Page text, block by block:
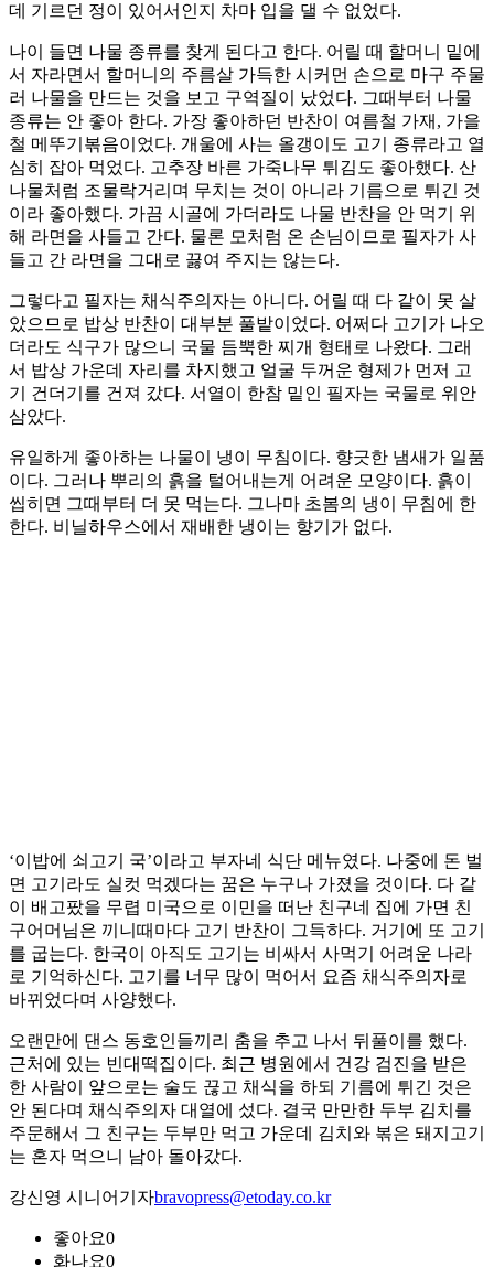
데 기르던 정이 있어서인지 차마 입을 댈 수 없었다.
나이 들면 나물 종류를 찾게 된다고 한다. 어릴 때 할머니 밑에
서 자라면서 할머니의 주름살 가득한 시커먼 손으로 마구 주물
러 나물을 만드는 것을 보고 구역질이 났었다. 그때부터 나물
종류는 안 좋아 한다. 가장 좋아하던 반찬이 여름철 가재, 가을
철 메뚜기볶음이었다. 개울에 사는 올갱이도 고기 종류라고 열
심히 잡아 먹었다. 고추장 바른 가죽나무 튀김도 좋아했다. 산
나물처럼 조물락거리며 무치는 것이 아니라 기름으로 튀긴 것
이라 좋아했다. 가끔 시골에 가더라도 나물 반찬을 안 먹기 위
해 라면을 사들고 간다. 물론 모처럼 온 손님이므로 필자가 사
들고 간 라면을 그대로 끓여 주지는 않는다.
그렇다고 필자는 채식주의자는 아니다. 어릴 때 다 같이 못 살
았으므로 밥상 반찬이 대부분 풀밭이었다. 어쩌다 고기가 나오
더라도 식구가 많으니 국물 듬뿍한 찌개 형태로 나왔다. 그래
서 밥상 가운데 자리를 차지했고 얼굴 두꺼운 형제가 먼저 고
기 건더기를 건져 갔다. 서열이 한참 밑인 필자는 국물로 위안
삼았다.
유일하게 좋아하는 나물이 냉이 무침이다. 향긋한 냄새가 일품
이다. 그러나 뿌리의 흙을 털어내는게 어려운 모양이다. 흙이
씹히면 그때부터 더 못 먹는다. 그나마 초봄의 냉이 무침에 한
한다. 비닐하우스에서 재배한 냉이는 향기가 없다.
‘이밥에 쇠고기 국’이라고 부자네 식단 메뉴였다. 나중에 돈 벌
면 고기라도 실컷 먹겠다는 꿈은 누구나 가졌을 것이다. 다 같
이 배고팠을 무렵 미국으로 이민을 떠난 친구네 집에 가면 친
구어머님은 끼니때마다 고기 반찬이 그득하다. 거기에 또 고기
를 굽는다. 한국이 아직도 고기는 비싸서 사먹기 어려운 나라
로 기억하신다. 고기를 너무 많이 먹어서 요즘 채식주의자로
바뀌었다며 사양했다.
오랜만에 댄스 동호인들끼리 춤을 추고 나서 뒤풀이를 했다.
근처에 있는 빈대떡집이다. 최근 병원에서 건강 검진을 받은
한 사람이 앞으로는 술도 끊고 채식을 하되 기름에 튀긴 것은
안 된다며 채식주의자 대열에 섰다. 결국 만만한 두부 김치를
주문해서 그 친구는 두부만 먹고 가운데 김치와 볶은 돼지고기
는 혼자 먹으니 남아 돌아갔다.
강신영 시니어기자bravopress@etoday.co.kr
좋아요0
화나요0